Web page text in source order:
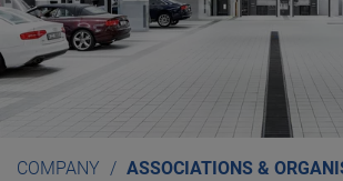
COMPANY ASSOCIATIONS &